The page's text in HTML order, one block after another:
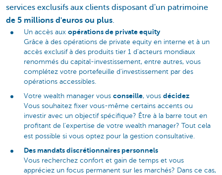
services exclusifs aux clients disposant d'un patrimoine
de 5 millions d'euros ou plus.
Un accès aux opérations de private equity
Grâce à des opérations de private equity en interne et à un
accès exclusif à des produits tier 1 d’acteurs mondiaux
renommés du capital-investissement, entre autres, vous
complétez votre portefeuille d'investissement par des
opérations accessibles.
Votre wealth manager vous conseille, vous décidez
Vous souhaitez fixer vous-même certains accents ou
investir avec un objectif spécifique? Être à la barre tout en
profitant de l'expertise de votre wealth manager? Tout cela
est possible si vous optez pour la gestion consultative.
Des mandats discrétionnaires personnels
Vous recherchez confort et gain de temps et vous
appréciez un focus permanent sur les marchés? Dans ce cas,